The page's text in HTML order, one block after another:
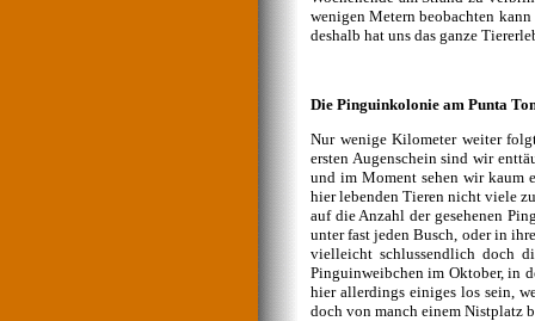
wenigen Metern beobachten
deshalb hat uns das ganze
Die Pinguinkolonie am Punta
Nur wenige Kilometer weiter
ersten Augenschein sind wir
und im Moment sehen wir kaum
hier lebenden Tieren nicht viele
auf die Anzahl der gesehenen
unter fast jeden Busch, oder in
vielleicht schlussendlich doch
Pinguinweibchen im Oktober, in
hier allerdings einiges los sein,
doch von manch einem Nistplatz